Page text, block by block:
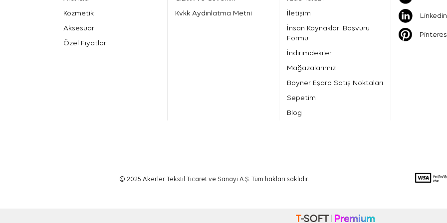
Kozmetik
Aksesuar
Özel Fiyatlar
Kvkk Aydınlatma Metni
İletişim
İnsan Kaynakları Başvuru
Formu
İndirimdekiler
Mağazalarımız
Boyner Eşarp Satış Noktaları
Sepetim
Blog
Linkedin
© 2025 Akerler Tekstil Ticaret ve Sanayi A.Ş. Tüm hakları saklıdır.